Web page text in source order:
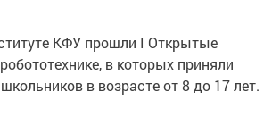
КФУ прошли I Открытые
в которых приняли
в возрасте от 8 до 17 лет.